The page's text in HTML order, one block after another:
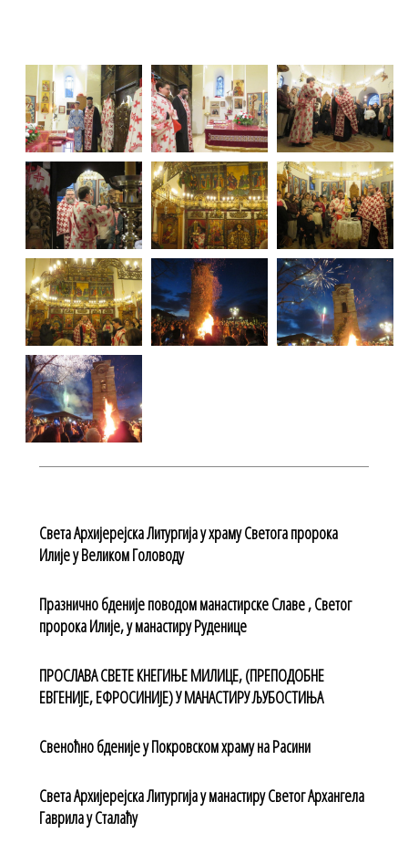
Света Архијерејска Литургија у храму Светога пророка
Илије у Великом Головоду
Празнично бденије поводом манастирске Славе , Светог
пророка Илије, у манастиру Руденице
ПРОСЛАВА СВЕТЕ КНЕГИЊЕ МИЛИЦЕ, (ПРЕПОДОБНЕ
ЕВГЕНИЈЕ, ЕФРОСИНИЈЕ) У МАНАСТИРУ ЉУБОСТИЊА
Свеноћно бденије у Покровском храму на Расини
Света Архијерејска Литургија у манастиру Светог Архангела
Гаврила у Сталаћу